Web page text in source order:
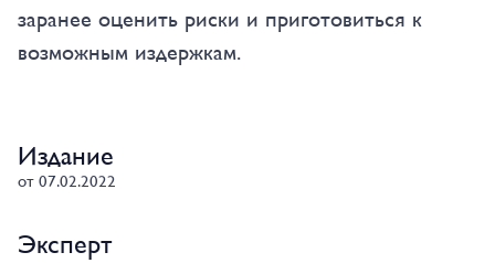
заранее оценить риски и приготовиться к
возможным издержкам.
Издание
от 07.02.2022
Эксперт